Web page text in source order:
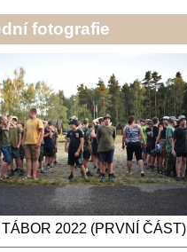
fotografie
2022 (PRVNÍ ČÁST)